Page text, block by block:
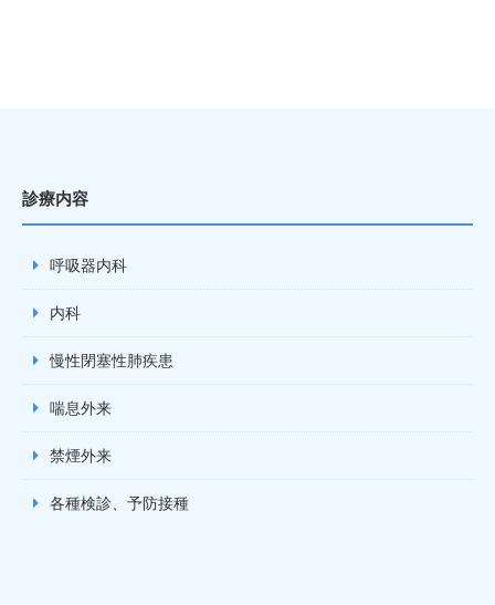
診療内容
呼吸器内科
内科
慢性閉塞性肺疾患
喘息外来
禁煙外来
各種検診、予防接種